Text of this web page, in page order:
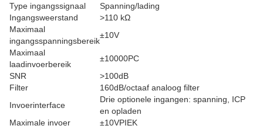
Type ingangssignaal
Spanning/lading
Ingangsweerstand
>110 kΩ
Maximaal
ingangsspanningsbereik
±10V
Maximaal
laadinvoerbereik
±10000PC
SNR
>100dB
Filter
160dB/octaaf analoog filter
Invoerinterface
Drie optionele ingangen: spanning, ICP
en opladen
Maximale invoer
±10VPIEK